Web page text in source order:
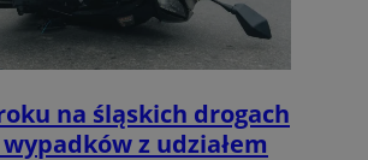
na śląskich drogach
wypadków z udziałem